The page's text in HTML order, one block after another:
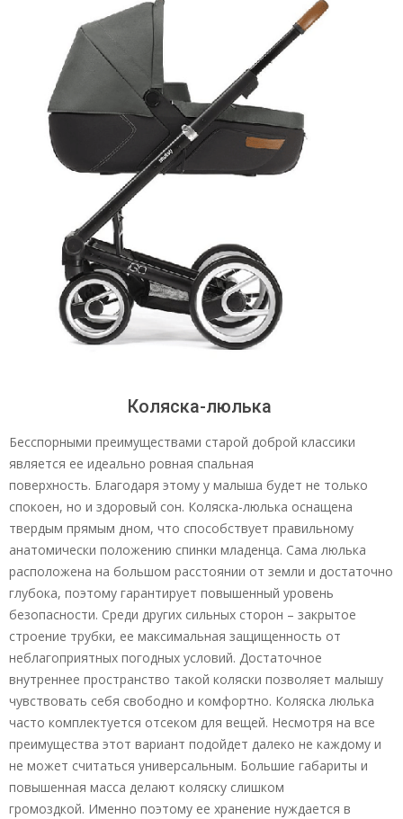
Коляска-люлька
Бесспорными преимуществами старой доброй классики
является ее идеально ровная спальная
поверхность. Благодаря этому у малыша будет не только
спокоен, но и здоровый сон. Коляска-люлька оснащена
твердым прямым дном, что способствует правильному
анатомически положению спинки младенца. Сама люлька
расположена на большом расстоянии от земли и достаточно
глубока, поэтому гарантирует повышенный уровень
безопасности. Среди других сильных сторон – закрытое
строение трубки, ее максимальная защищенность от
неблагоприятных погодных условий. Достаточное
внутреннее пространство такой коляски позволяет малышу
чувствовать себя свободно и комфортно. Коляска люлька
часто комплектуется отсеком для вещей. Несмотря на все
преимущества этот вариант подойдет далеко не каждому и
не может считаться универсальным. Большие габариты и
повышенная масса делают коляску слишком
громоздкой. Именно поэтому ее хранение нуждается в